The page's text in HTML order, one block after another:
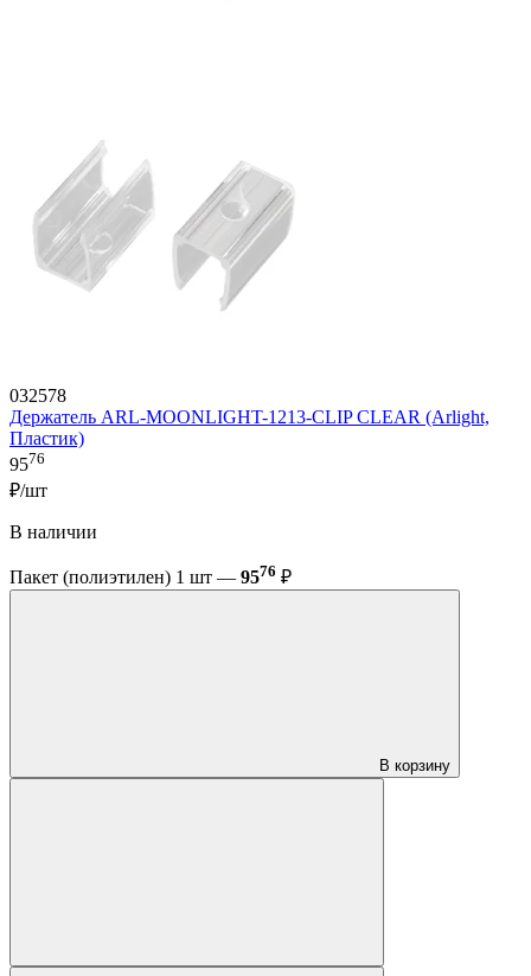
032578
Держатель ARL-MOONLIGHT-1213-CLIP CLEAR (Arlight,
Пластик)
9576
₽/шт
В наличии
Пакет (полиэтилен) 1 шт — 9576 ₽
В корзину